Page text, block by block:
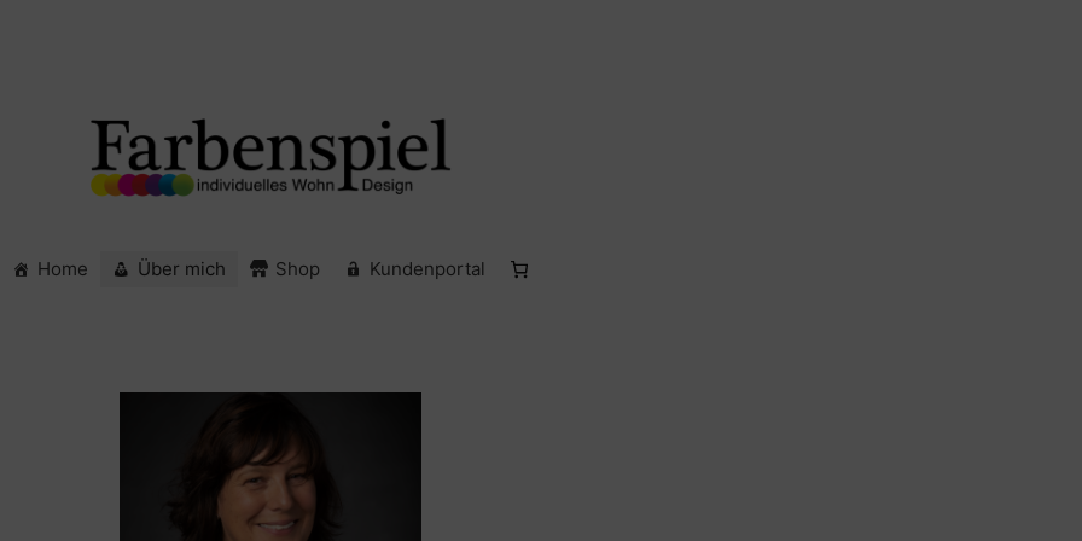
Home Über mich Shop Kundenportal